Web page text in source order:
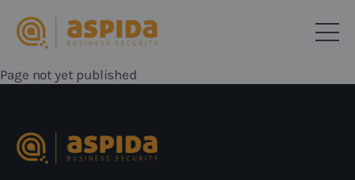
Page not yet published